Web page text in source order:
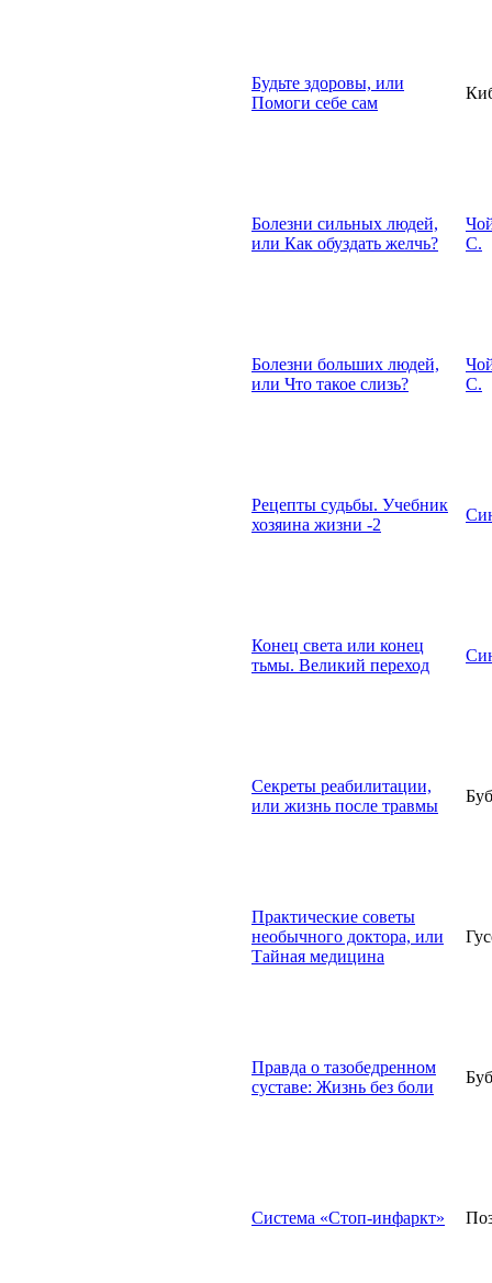
Будьте здоровы, или
Помоги себе сам
Болезни сильных людей,
или Как обуздать желчь?
С.
Болезни больших людей,
или Что такое слизь?
С.
Рецепты судьбы. Учебник
хозяина жизни -2
Конец света или конец
тьмы. Великий переход
Секреты реабилитации,
или жизнь после травмы
Практические советы
необычного доктора, или
Тайная медицина
Правда о тазобедренном
суставе: Жизнь без боли
Система «Стоп-инфаркт»